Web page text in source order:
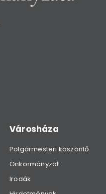
Városháza
Polgármesteri köszöntő
Önkormányzat
Irodák